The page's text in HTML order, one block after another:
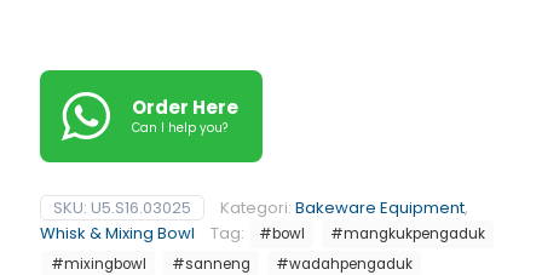
Order Here
Can I help you?
SKU: U5.S16.03025 Kategori: Bakeware Equipment,
Whisk & Mixing Bowl
Tag: #bowl
#mangkukpengaduk
#mixingbowl
#sanneng #wadahpengaduk